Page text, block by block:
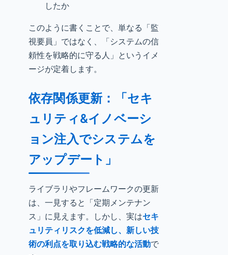
したか
このように書くことで、単なる「監
視要員」ではなく、「システムの信
頼性を戦略的に守る人」というイメ
ージが定着します。
依存関係更新：「セキ
ュリティ&イノベーシ
ョン注入でシステムを
アップデート」
ライブラリやフレームワークの更新
は、一見すると「定期メンテナン
ス」に見えます。しかし、実はセキ
ュリティリスクを低減し、新しい技
術の利点を取り込む戦略的な活動で